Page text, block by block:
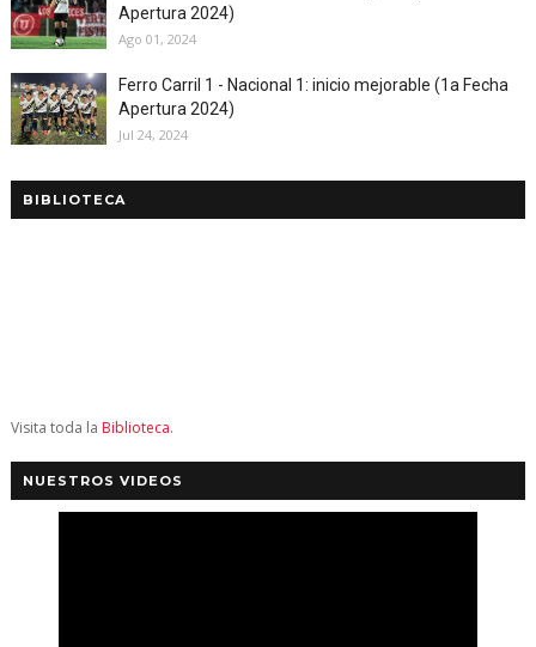
Apertura 2024)
Ago 01, 2024
Ferro Carril 1 - Nacional 1: inicio mejorable (1a Fecha
Apertura 2024)
Jul 24, 2024
BIBLIOTECA
Visita toda la Biblioteca.
NUESTROS VIDEOS